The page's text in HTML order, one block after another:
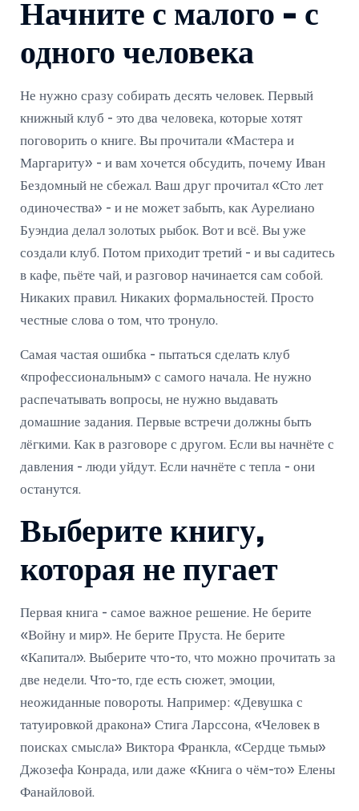
Начните с малого - с
одного человека
Не нужно сразу собирать десять человек. Первый
книжный клуб - это два человека, которые хотят
поговорить о книге. Вы прочитали «Мастера и
Маргариту» - и вам хочется обсудить, почему Иван
Бездомный не сбежал. Ваш друг прочитал «Сто лет
одиночества» - и не может забыть, как Аурелиано
Буэндиа делал золотых рыбок. Вот и всё. Вы уже
создали клуб. Потом приходит третий - и вы садитесь
в кафе, пьёте чай, и разговор начинается сам собой.
Никаких правил. Никаких формальностей. Просто
честные слова о том, что тронуло.
Самая частая ошибка - пытаться сделать клуб
«профессиональным» с самого начала. Не нужно
распечатывать вопросы, не нужно выдавать
домашние задания. Первые встречи должны быть
лёгкими. Как в разговоре с другом. Если вы начнёте с
давления - люди уйдут. Если начнёте с тепла - они
останутся.
Выберите книгу,
которая не пугает
Первая книга - самое важное решение. Не берите
«Войну и мир». Не берите Пруста. Не берите
«Капитал». Выберите что-то, что можно прочитать за
две недели. Что-то, где есть сюжет, эмоции,
неожиданные повороты. Например: «Девушка с
татуировкой дракона» Стига Ларссона, «Человек в
поисках смысла» Виктора Франкла, «Сердце тьмы»
Джозефа Конрада, или даже «Книга о чём-то» Елены
Фанайловой.